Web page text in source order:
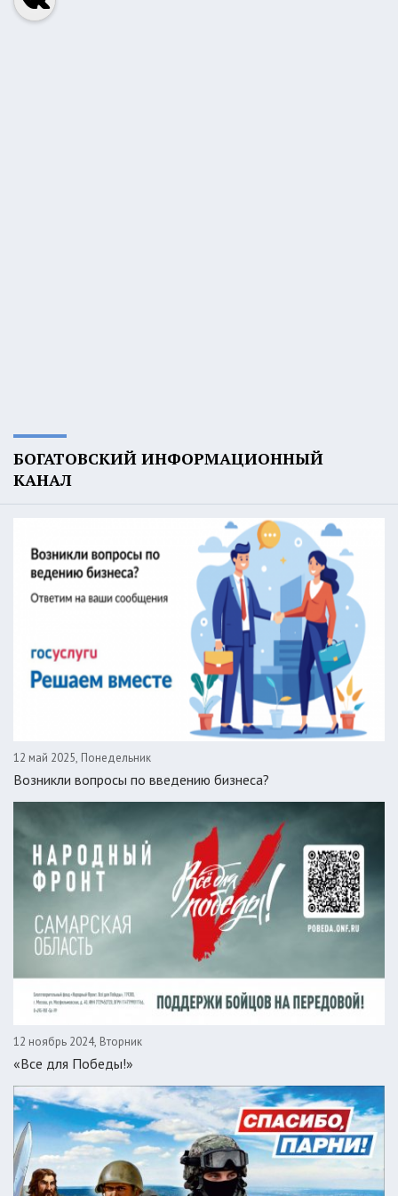
БОГАТОВСКИЙ ИНФОРМАЦИОННЫЙ
КАНАЛ
12 май 2025, Понедельник
Возникли вопросы по введению бизнеса?
12 ноябрь 2024, Вторник
«Все для Победы!»